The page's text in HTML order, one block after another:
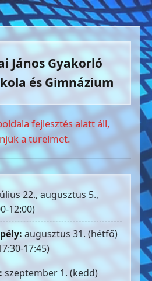
János Gyakorló
és Gimnázium
fejlesztés alatt áll,
a türelmet.
22., augusztus 5.,
12:00)
augusztus 31. (hétfő)
17:45)
szeptember 1. (kedd)